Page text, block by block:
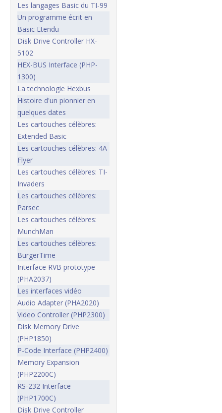
Les langages Basic du TI-99
Un programme écrit en
Basic Etendu
Disk Drive Controller HX-
5102
HEX-BUS Interface (PHP-
1300)
La technologie Hexbus
Histoire d'un pionnier en
quelques dates
Les cartouches célèbres:
Extended Basic
Les cartouches célèbres: 4A
Flyer
Les cartouches célèbres: TI-
Invaders
Les cartouches célèbres:
Parsec
Les cartouches célèbres:
MunchMan
Les cartouches célèbres:
BurgerTime
Interface RVB prototype
(PHA2037)
Les interfaces vidéo
Audio Adapter (PHA2020)
Video Controller (PHP2300)
Disk Memory Drive
(PHP1850)
P-Code Interface (PHP2400)
Memory Expansion
(PHP2200C)
RS-232 Interface
(PHP1700C)
Disk Drive Controller